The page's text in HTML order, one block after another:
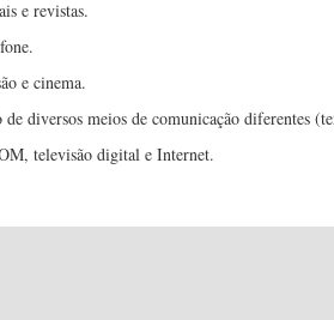
e revistas.
e cinema.
diversos meios de comunicação diferentes
televisão digital e Internet.